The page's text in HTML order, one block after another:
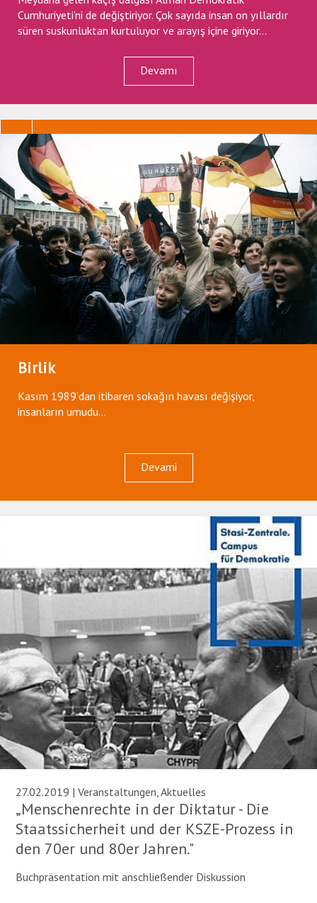
Cumhuriyeti’ni de değiştiriyor. Çok sayıda insan on yıllardır
süren suskunluktan kurtuluyor ve arayış içine giriyor...
Devamı
Birlik
Kasım 1989’dan itibaren sokağın havası değişiyor,
insanların umudu...
Devami
27.02.2019 | Veranstaltungen, Aktuelles
„Menschenrechte in der Diktatur - Die
Staatssicherheit und der KSZE-Prozess in
den 70er und 80er Jahren."
Buchpräsentation mit anschließender Diskussion